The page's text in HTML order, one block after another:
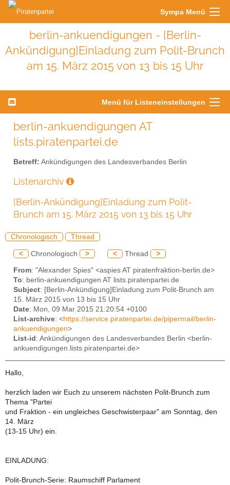
Sympa Menü
berlin-ankuendigungen - [Berlin-
Ankündigung]Einladung zum Polit-Brunch
am 15. März 2015 von 13 bis 15 Uhr
Menü für Listeneinstellungen
berlin-ankuendigungen AT
lists.piratenpartei.de
Betreff: Ankündigungen des Landesverbandes Berlin
Listenarchiv
[Berlin-Ankündigung]Einladung zum Polit-
Brunch am 15. März 2015 von 13 bis 15 Uhr
Chronologisch Thread
< Chronologisch > < Thread >
From: "Alexander Spies" <aspies AT piratenfraktion-berlin.de>
To: berlin-ankuendigungen AT lists.piratenpartei.de
Subject: [Berlin-Ankündigung]Einladung zum Polit-Brunch am
15. März 2015 von 13 bis 15 Uhr
Date: Mon, 09 Mar 2015 21:20:54 +0100
List-archive: <https://service.piratenpartei.de/pipermail/berlin-
ankuendigungen>
List-id : Ankündigungen des Landesverbandes Berlin <berlin-
ankuendigungen.lists.piratenpartei.de>
Hallo,
herzlich laden wir Euch zu unserem nächsten Polit-Brunch zum
Thema "Partei
und Fraktion - ein ungleiches Geschwisterpaar" am Sonntag, den
14. März
(13-15 Uhr) ein.
EINLADUNG:
Polit-Brunch-Serie: Raumschiff Parlament